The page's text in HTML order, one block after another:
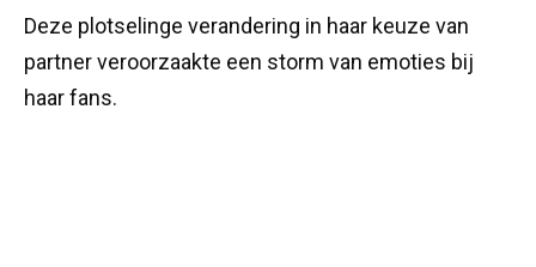
Deze plotselinge verandering in haar keuze van
partner veroorzaakte een storm van emoties bij
haar fans.